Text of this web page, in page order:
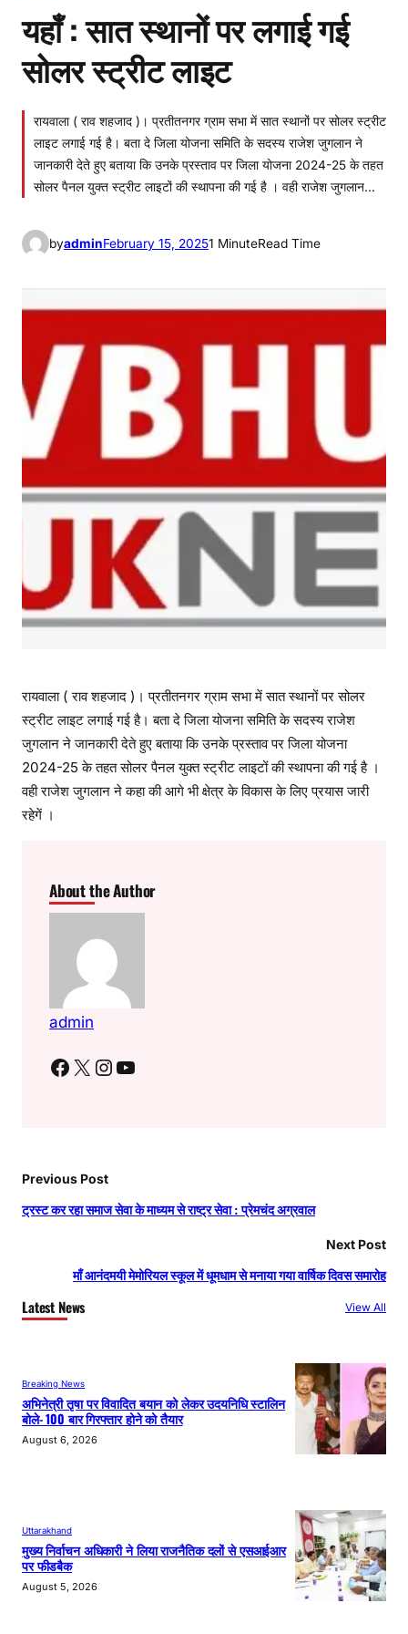
यहाँ : सात स्थानों पर लगाई गई
सोलर स्ट्रीट लाइट
रायवाला ( राव शहजाद )। प्रतीतनगर ग्राम सभा में सात स्थानों पर सोलर स्ट्रीट
लाइट लगाई गई है। बता दे जिला योजना समिति के सदस्य राजेश जुगलान ने
जानकारी देते हुए बताया कि उनके प्रस्ताव पर जिला योजना 2024-25 के तहत
सोलर पैनल युक्त स्ट्रीट लाइटों की स्थापना की गई है । वही राजेश जुगलान…
byadminFebruary 15, 20251 MinuteRead Time
रायवाला ( राव शहजाद )। प्रतीतनगर ग्राम सभा में सात स्थानों पर सोलर
स्ट्रीट लाइट लगाई गई है। बता दे जिला योजना समिति के सदस्य राजेश
जुगलान ने जानकारी देते हुए बताया कि उनके प्रस्ताव पर जिला योजना
2024-25 के तहत सोलर पैनल युक्त स्ट्रीट लाइटों की स्थापना की गई है ।
वही राजेश जुगलान ने कहा की आगे भी क्षेत्र के विकास के लिए प्रयास जारी
रहेगें ।
About the Author
admin
Facebook X Instagram YouTube
Previous Post
ट्रस्ट कर रहा समाज सेवा के माध्यम से राष्ट्र सेवा : प्रेमचंद अग्रवाल
Next Post
माँ आनंदमयी मेमोरियल स्कूल में धूमधाम से मनाया गया वार्षिक दिवस समारोह
Latest News View All
Breaking News
अभिनेत्री तृषा पर विवादित बयान को लेकर उदयनिधि स्टालिन
बोले- 100 बार गिरफ्तार होने को तैयार
August 6, 2026
Uttarakhand
मुख्य निर्वाचन अधिकारी ने लिया राजनैतिक दलों से एसआईआर
पर फीडबैक
August 5, 2026